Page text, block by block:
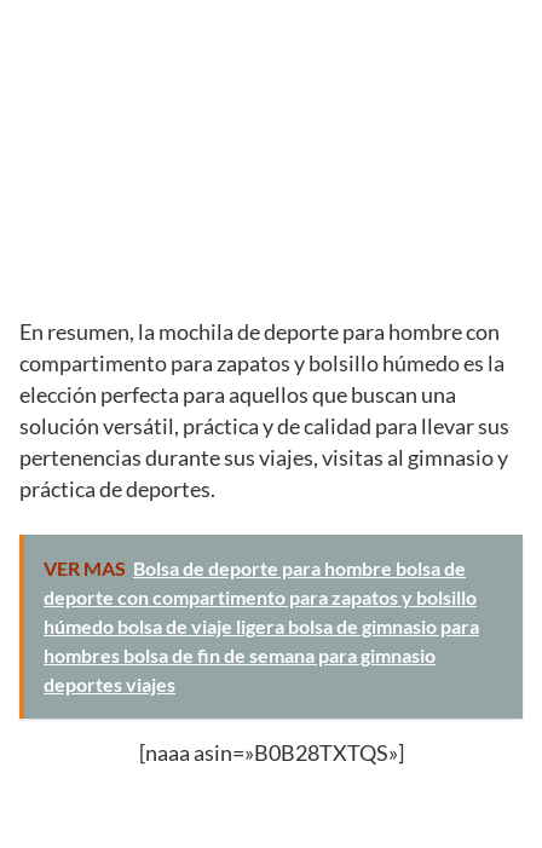
En resumen, la mochila de deporte para hombre con
compartimento para zapatos y bolsillo húmedo es la
elección perfecta para aquellos que buscan una
solución versátil, práctica y de calidad para llevar sus
pertenencias durante sus viajes, visitas al gimnasio y
práctica de deportes.
VER MAS Bolsa de deporte para hombre bolsa de
deporte con compartimento para zapatos y bolsillo
húmedo bolsa de viaje ligera bolsa de gimnasio para
hombres bolsa de fin de semana para gimnasio
deportes viajes
[naaa asin=»B0B28TXTQS»]